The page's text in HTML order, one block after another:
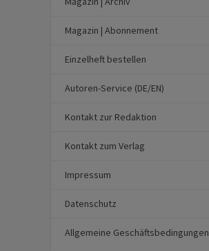
Magazin | Abonnement
Einzelheft bestellen
Autoren-Service (DE/EN)
Kontakt zur Redaktion
Kontakt zum Verlag
Impressum
Datenschutz
Allgemeine Geschäftsbedingungen